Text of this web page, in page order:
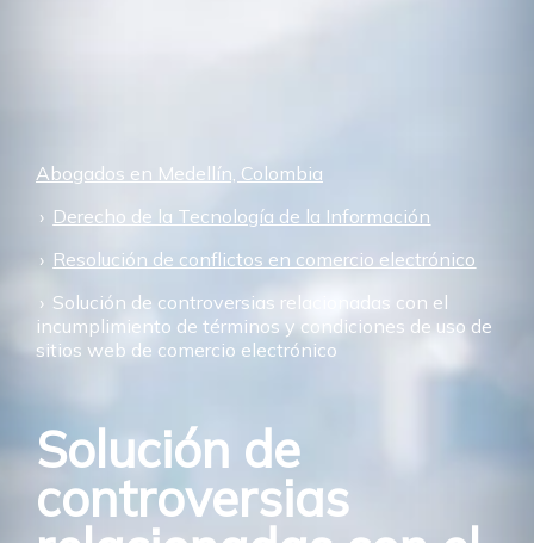
Abogados en Medellín, Colombia
Derecho de la Tecnología de la Información
Resolución de conflictos en comercio electrónico
Solución de controversias relacionadas con el
incumplimiento de términos y condiciones de uso de
sitios web de comercio electrónico
Solución de
controversias